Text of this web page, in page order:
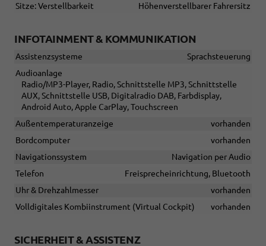
Sitze: Verstellbarkeit
Höhenverstellbarer Fahrersitz
INFOTAINMENT & KOMMUNIKATION
Assistenzsysteme
Sprachsteuerung
Audioanlage
Radio/MP3-Player, Radio, Schnittstelle MP3, Schnittstelle
AUX, Schnittstelle USB, Digitalradio DAB, Farbdisplay,
Android Auto, Apple CarPlay, Touchscreen
Außentemperaturanzeige
vorhanden
Bordcomputer
vorhanden
Navigationssystem
Navigation per Audio
Telefon
Freisprecheinrichtung, Bluetooth
Uhr & Drehzahlmesser
vorhanden
Volldigitales Kombiinstrument (Virtual Cockpit)
vorhanden
SICHERHEIT & ASSISTENZ